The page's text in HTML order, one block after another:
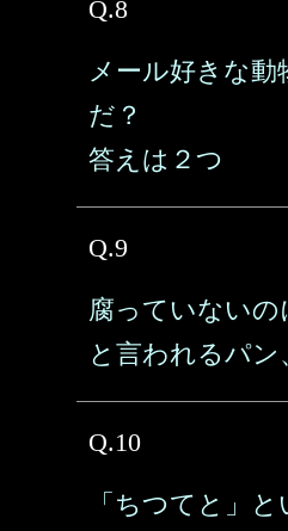
Q.8
メール好きな動
だ？
答えは２つ
Q.9
腐っていないの
と言われるパン
Q.10
「ちつてと」と